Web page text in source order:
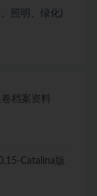
照明、绿化)
档案资料
Catalina版